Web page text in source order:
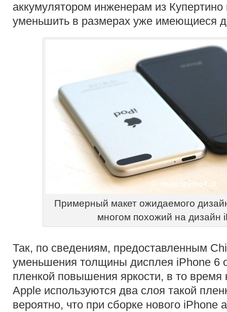
аккумулятором инженерам из
уменьшить в размерах уже имеющиеся
Примерный макет ожидаемого
многом похожий на дизайн
Так, по сведениям, предоставленным
уменьшения толщины дисплея iPhone 6
пленкой повышения яркости, в то
Apple используются два слоя такой
вероятно, что при сборке нового